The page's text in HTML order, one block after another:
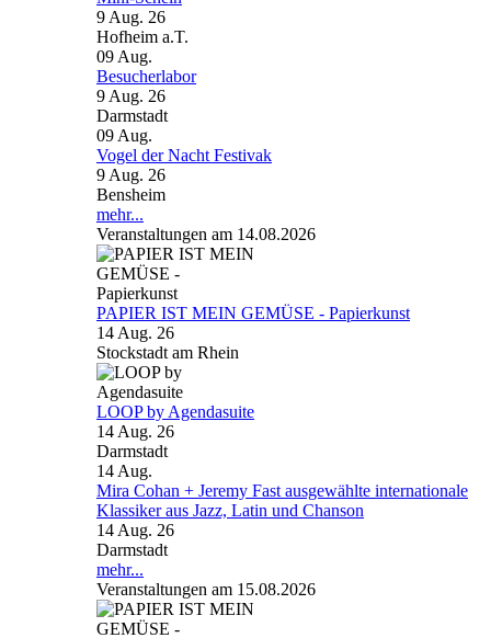
9 Aug. 26
Hofheim a.T.
09 Aug.
Besucherlabor
9 Aug. 26
Darmstadt
09 Aug.
Vogel der Nacht Festivak
9 Aug. 26
Bensheim
mehr...
Veranstaltungen am 14.08.2026
PAPIER IST MEIN GEMÜSE - Papierkunst
14 Aug. 26
Stockstadt am Rhein
LOOP by Agendasuite
14 Aug. 26
Darmstadt
14 Aug.
Mira Cohan + Jeremy Fast ausgewählte internationale
Klassiker aus Jazz, Latin und Chanson
14 Aug. 26
Darmstadt
mehr...
Veranstaltungen am 15.08.2026